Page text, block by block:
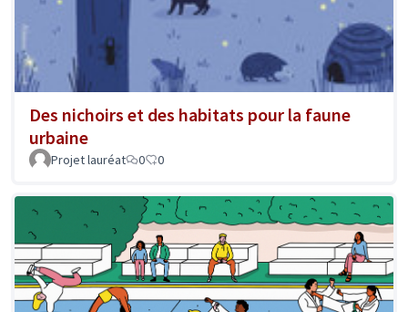
Des nichoirs et des habitats pour la faune
urbaine
Projet lauréat 0 0